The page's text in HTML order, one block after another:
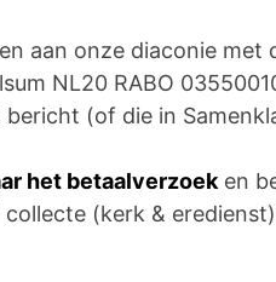
aan onze diaconie met
NL20 RABO
bericht (of die in
het betaalverzoek en
collecte (kerk &